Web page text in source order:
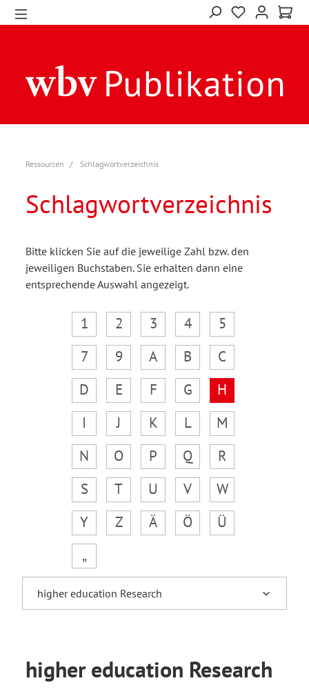
Ressourcen Schlagwortverzeichnis
Schlagwortverzeichnis
Bitte klicken Sie auf die jeweilige Zahl bzw. den
jeweiligen Buchstaben. Sie erhalten dann eine
entsprechende Auswahl angezeigt.
1 2 3 4
5
7
9 A B
C
D
E F G
H
I
J K L
M
N
O P Q
R
S
T U V
W
Y
Z Ä Ö
Ü
„
higher education Research